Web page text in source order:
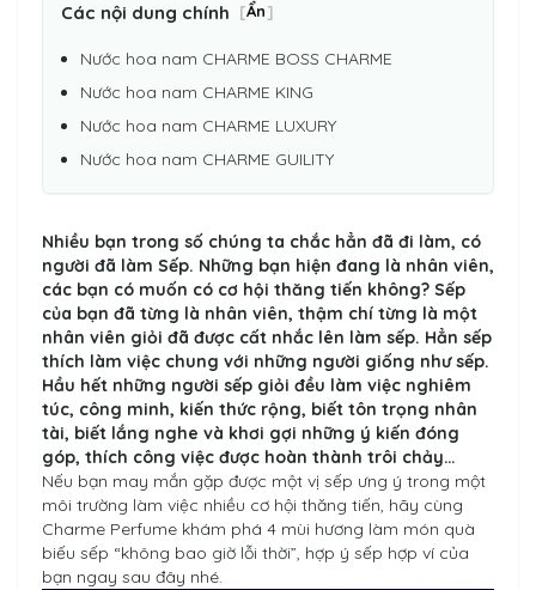
Các nội dung chính [Ẩn]
Nước hoa nam CHARME BOSS CHARME
Nước hoa nam CHARME KING
Nước hoa nam CHARME LUXURY
Nước hoa nam CHARME GUILITY
Nhiều bạn trong số chúng ta chắc hẳn đã đi làm, có
người đã làm Sếp. Những bạn hiện đang là nhân viên,
các bạn có muốn có cơ hội thăng tiến không? Sếp
của bạn đã từng là nhân viên, thậm chí từng là một
nhân viên giỏi đã được cất nhắc lên làm sếp. Hẳn sếp
thích làm việc chung với những người giống như sếp.
Hầu hết những người sếp giỏi đều làm việc nghiêm
túc, công minh, kiến thức rộng, biết tôn trọng nhân
tài, biết lắng nghe và khơi gợi những ý kiến đóng
góp, thích công việc được hoàn thành trôi chảy…
Nếu bạn may mắn gặp được một vị sếp ưng ý trong một
môi trường làm việc nhiều cơ hội thăng tiến, hãy cùng
Charme Perfume khám phá 4 mùi hương làm món quà
biếu sếp “không bao giờ lỗi thời”, hợp ý sếp hợp ví của
bạn ngay sau đây nhé.